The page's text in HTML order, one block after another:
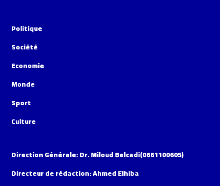
Politique
Société
Economie
Monde
Sport
Culture
Direction Générale: Dr. Miloud Belcadi(0661100605)
Directeur de rédaction: Ahmed Elhiba